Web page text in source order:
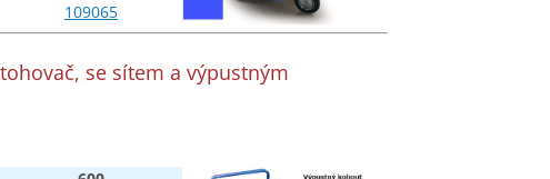
109065
se sítem a výpustným